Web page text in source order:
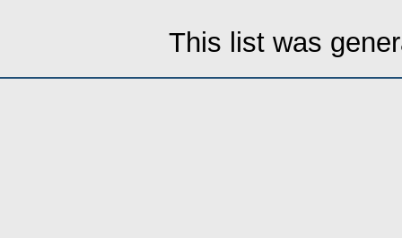
This list was